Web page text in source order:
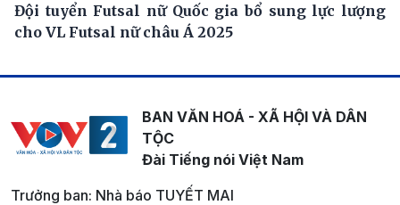
Đội tuyển Futsal nữ Quốc gia bổ sung lực lượng
cho VL Futsal nữ châu Á 2025
BAN VĂN HOÁ - XÃ HỘI VÀ DÂN
TỘC
Đài Tiếng nói Việt Nam
Trưởng ban: Nhà báo TUYẾT MAI